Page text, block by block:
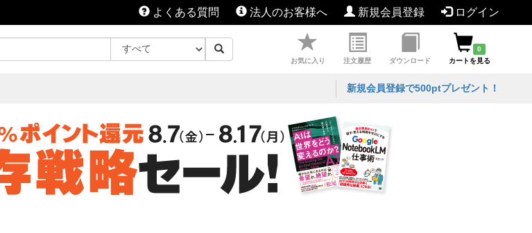
よくある質問 法人のお客様へ 新規会員登録 ログイン
お気に入り 注文履歴 ダウンロード
0
カートを見る
新規会員登録で500ptプレゼント！